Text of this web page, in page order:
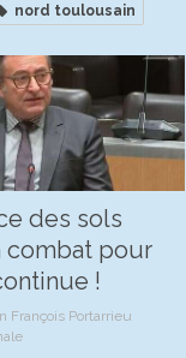
nord toulousain
des sols
combat pour
!
François Portarrieu